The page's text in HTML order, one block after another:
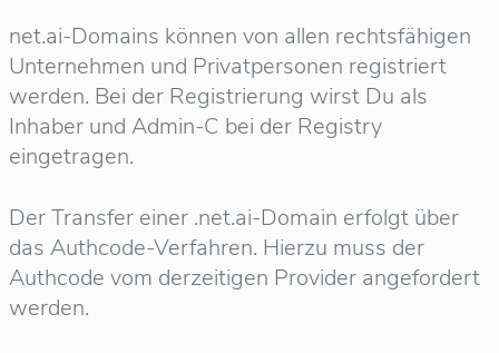
net.ai-Domains können von allen rechtsfähigen
Unternehmen und Privatpersonen registriert
werden. Bei der Registrierung wirst Du als
Inhaber und Admin-C bei der Registry
eingetragen.
Der Transfer einer .net.ai-Domain erfolgt über
das Authcode-Verfahren. Hierzu muss der
Authcode vom derzeitigen Provider angefordert
werden.